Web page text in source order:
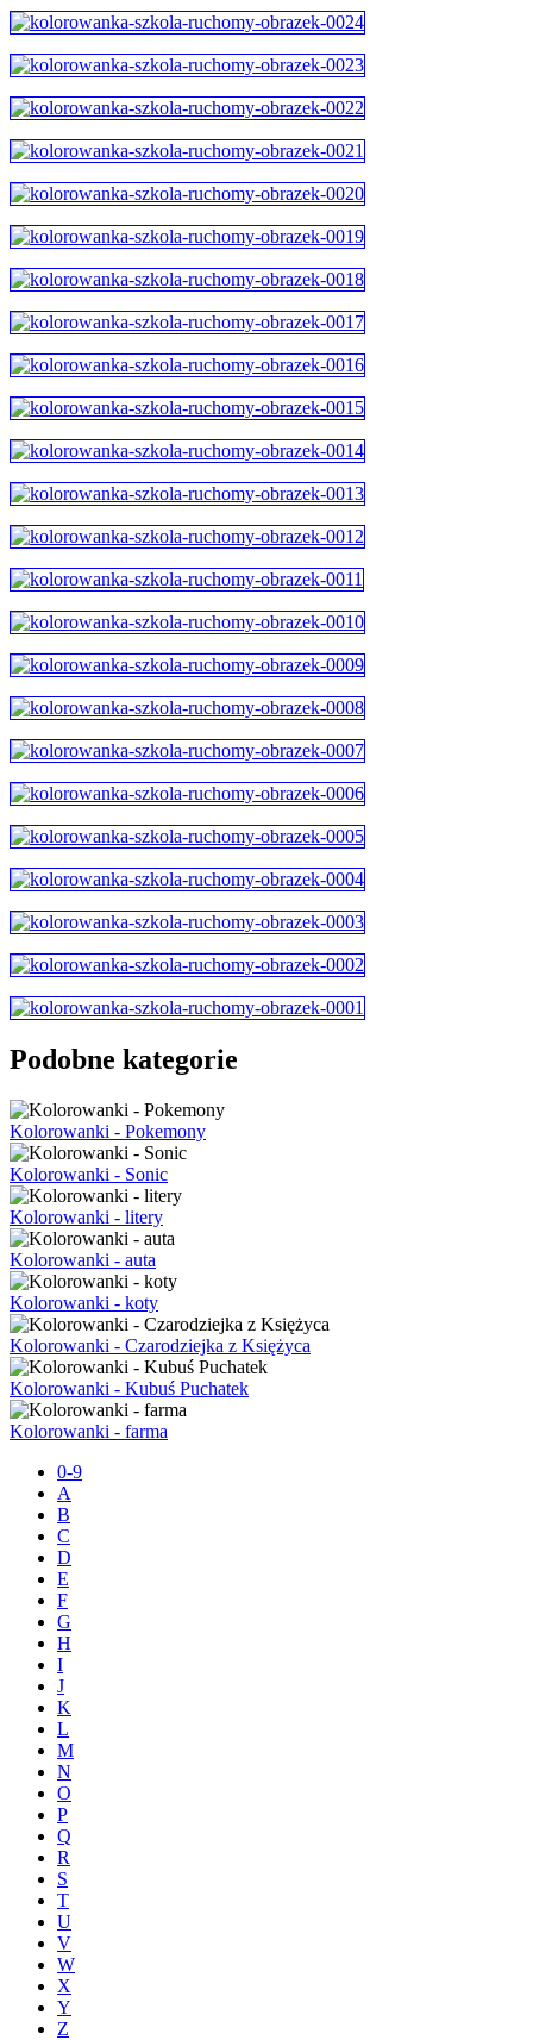
Podobne kategorie
Kolorowanki - Pokemony
Kolorowanki - Sonic
Kolorowanki - litery
Kolorowanki - auta
Kolorowanki - koty
Kolorowanki - Czarodziejka z Księżyca
Kolorowanki - Kubuś Puchatek
Kolorowanki - farma
0-9
A
B
C
D
E
F
G
H
I
J
K
L
M
N
O
P
Q
R
S
T
U
V
W
X
Y
Z